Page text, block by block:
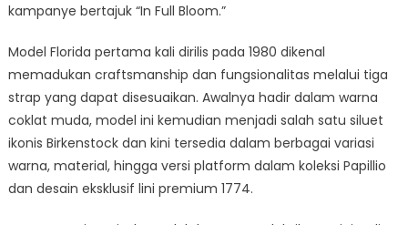
kampanye bertajuk “In Full Bloom.”
Model Florida pertama kali dirilis pada 1980 dikenal
memadukan craftsmanship dan fungsionalitas melalui tiga
strap yang dapat disesuaikan. Awalnya hadir dalam warna
coklat muda, model ini kemudian menjadi salah satu siluet
ikonis Birkenstock dan kini tersedia dalam berbagai variasi
warna, material, hingga versi platform dalam koleksi Papillio
dan desain eksklusif lini premium 1774.